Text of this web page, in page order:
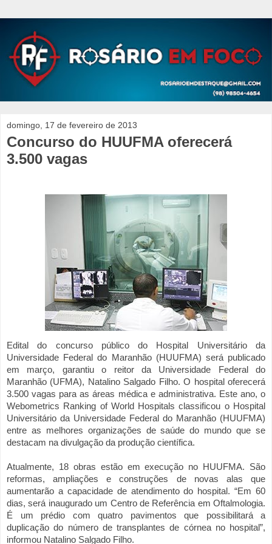
domingo, 17 de fevereiro de 2013
Concurso do HUUFMA oferecerá
3.500 vagas
Edital do concurso público do Hospital Universitário da
Universidade Federal do Maranhão (HUUFMA) será publicado
em março, garantiu o reitor da Universidade Federal do
Maranhão (UFMA), Natalino Salgado Filho. O hospital oferecerá
3.500 vagas para as áreas médica e administrativa. Este ano, o
Webometrics Ranking of World Hospitals classificou o Hospital
Universitário da Universidade Federal do Maranhão (HUUFMA)
entre as melhores organizações de saúde do mundo que se
destacam na divulgação da produção científica.
Atualmente, 18 obras estão em execução no HUUFMA. São
reformas, ampliações e construções de novas alas que
aumentarão a capacidade de atendimento do hospital. “Em 60
dias, será inaugurado um Centro de Referência em Oftalmologia.
É um prédio com quatro pavimentos que possibilitará a
duplicação do número de transplantes de córnea no hospital”,
informou Natalino Salgado Filho.